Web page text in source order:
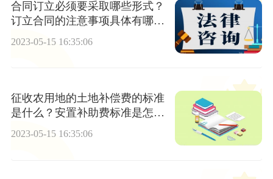
合同订立必须要采取哪些形式？
订立合同的注意事项具体有哪
2023-05-15 16:35:06
征收农用地的土地补偿费的标准
是什么？安置补助费标准是怎样
的？
2023-05-15 16:35:06